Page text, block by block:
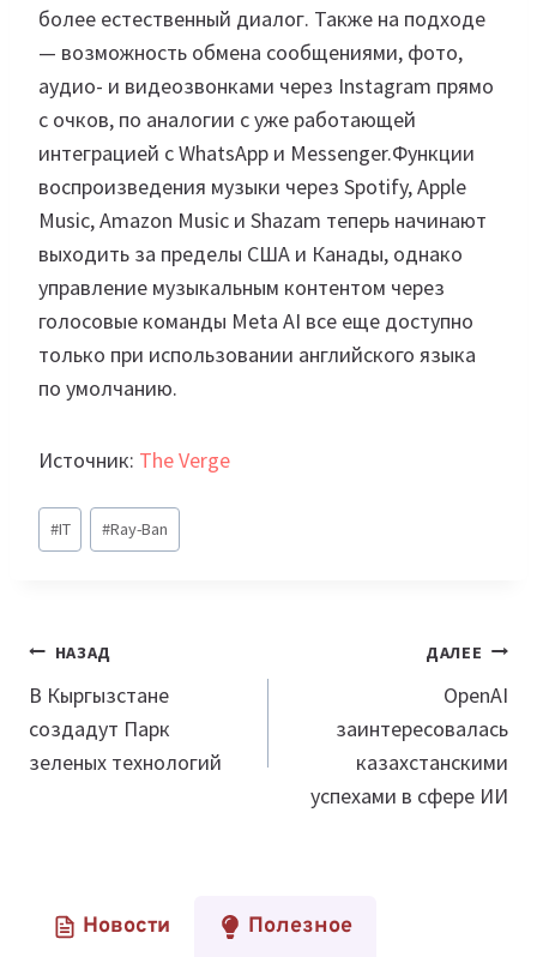
более естественный диалог. Также на подходе
— возможность обмена сообщениями, фото,
аудио- и видеозвонками через Instagram прямо
с очков, по аналогии с уже работающей
интеграцией с WhatsApp и Messenger.Функции
воспроизведения музыки через Spotify, Apple
Music, Amazon Music и Shazam теперь начинают
выходить за пределы США и Канады, однако
управление музыкальным контентом через
голосовые команды Meta AI все еще доступно
только при использовании английского языка
по умолчанию.
Источник: The Verge
Метки
записи:
#IT #Ray-Ban
Навигация
по
записям
НАЗАД
В Кыргызстане
создадут Парк
зеленых технологий
ДАЛЕЕ
OpenAI
заинтересовалась
казахстанскими
успехами в сфере ИИ
Новости Полезное